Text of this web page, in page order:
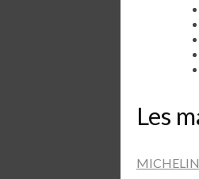
Les
MICHELIN